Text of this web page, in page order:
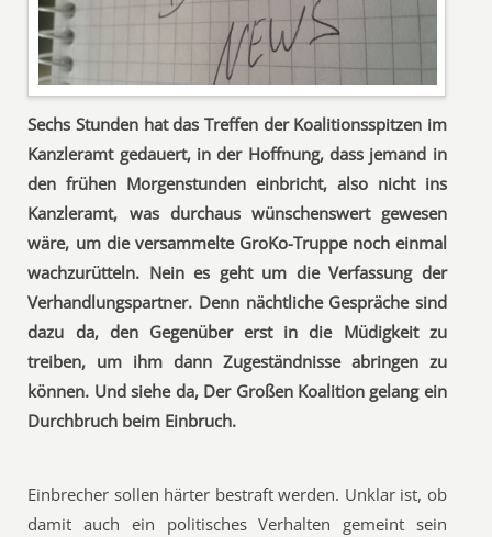
Sechs Stunden hat das Treffen der Koalitionsspitzen im
Kanzleramt gedauert, in der Hoffnung, dass jemand in
den frühen Morgenstunden einbricht, also nicht ins
Kanzleramt, was durchaus wünschenswert gewesen
wäre, um die versammelte GroKo-Truppe noch einmal
wachzurütteln. Nein es geht um die Verfassung der
Verhandlungspartner. Denn nächtliche Gespräche sind
dazu da, den Gegenüber erst in die Müdigkeit zu
treiben, um ihm dann Zugeständnisse abringen zu
können. Und siehe da, Der Großen Koalition gelang ein
Durchbruch beim Einbruch.
Einbrecher sollen härter bestraft werden. Unklar ist, ob
damit auch ein politisches Verhalten gemeint sein